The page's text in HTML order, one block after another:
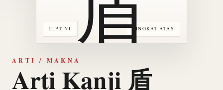
JLPT N1 TINGKAT ATAS
ARTI / MAKNA
Arti Kanji 盾